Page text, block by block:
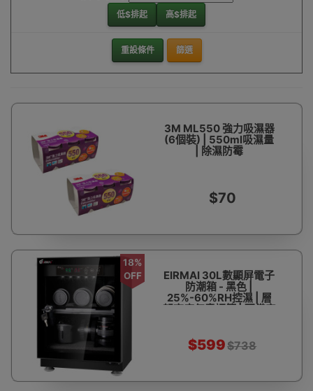
低$排起 高$排起
重設條件 篩選
3M ML550 強力吸濕器
(6個裝) | 550ml吸濕量
| 除濕防霉
$70
18%
OFF
EIRMAI 30L數顯屏電子
防潮箱 - 黑色 |
25%-60%RH控濕 | 層
架高度任意調節 | 配備安
$599$738